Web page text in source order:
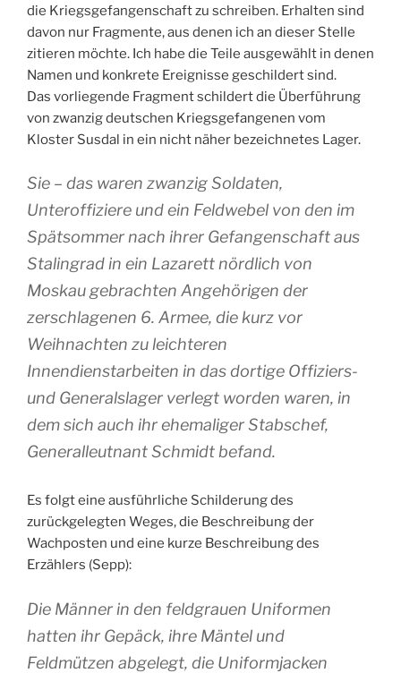
die Kriegsgefangenschaft zu schreiben. Erhalten sind
davon nur Fragmente, aus denen ich an dieser Stelle
zitieren möchte. Ich habe die Teile ausgewählt in denen
Namen und konkrete Ereignisse geschildert sind.
Das vorliegende Fragment schildert die Überführung
von zwanzig deutschen Kriegsgefangenen vom
Kloster Susdal in ein nicht näher bezeichnetes Lager.
Sie – das waren zwanzig Soldaten,
Unteroffiziere und ein Feldwebel von den im
Spätsommer nach ihrer Gefangenschaft aus
Stalingrad in ein Lazarett nördlich von
Moskau gebrachten Angehörigen der
zerschlagenen 6. Armee, die kurz vor
Weihnachten zu leichteren
Innendienstarbeiten in das dortige Offiziers-
und Generalslager verlegt worden waren, in
dem sich auch ihr ehemaliger Stabschef,
Generalleutnant Schmidt befand.
Es folgt eine ausführliche Schilderung des
zurückgelegten Weges, die Beschreibung der
Wachposten und eine kurze Beschreibung des
Erzählers (Sepp):
Die Männer in den feldgrauen Uniformen
hatten ihr Gepäck, ihre Mäntel und
Feldmützen abgelegt, die Uniformjacken